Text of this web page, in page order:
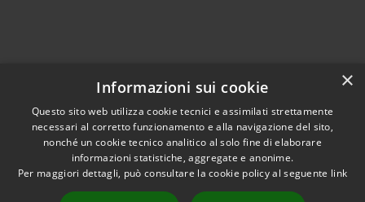
RSS
Accessibilità
Copyright © 2026 • Comune di
Clusone • Powered by
×
Informazioni sui cookie
Questo sito web utilizza cookie tecnici e assimilati strettamente
necessari al corretto funzionamento e alla navigazione del sito,
nonché un cookie tecnico analitico al solo fine di elaborare
informazioni statistiche, aggregate e anonime.
Per maggiori dettagli, può consultare la cookie policy al seguente link